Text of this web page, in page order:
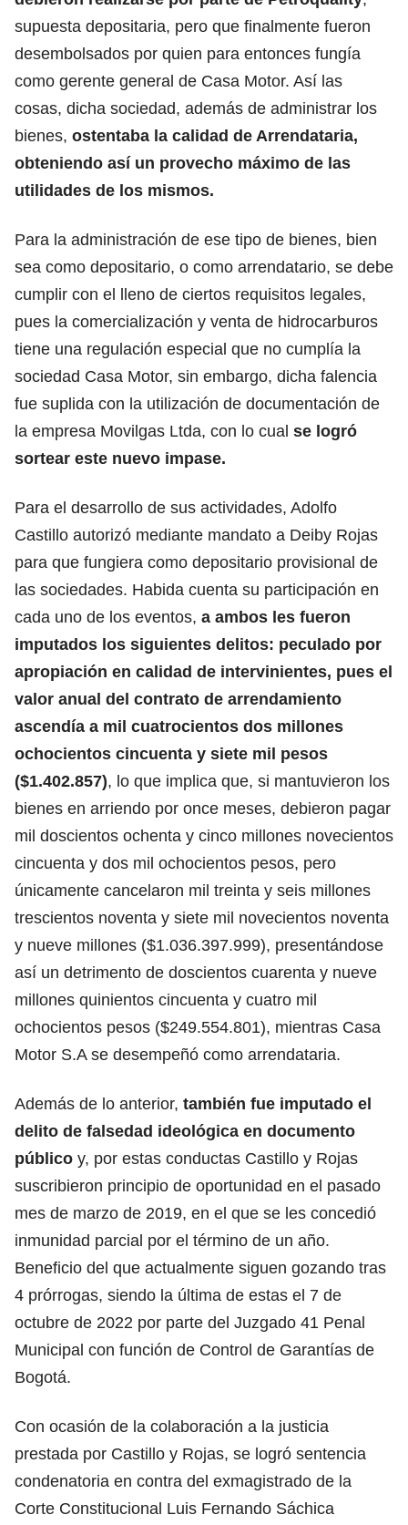
supuesta depositaria, pero que finalmente fueron
desembolsados por quien para entonces fungía
como gerente general de Casa Motor. Así las
cosas, dicha sociedad, además de administrar los
bienes, ostentaba la calidad de Arrendataria,
obteniendo así un provecho máximo de las
utilidades de los mismos.
Para la administración de ese tipo de bienes, bien
sea como depositario, o como arrendatario, se debe
cumplir con el lleno de ciertos requisitos legales,
pues la comercialización y venta de hidrocarburos
tiene una regulación especial que no cumplía la
sociedad Casa Motor, sin embargo, dicha falencia
fue suplida con la utilización de documentación de
la empresa Movilgas Ltda, con lo cual se logró
sortear este nuevo impase.
Para el desarrollo de sus actividades, Adolfo
Castillo autorizó mediante mandato a Deiby Rojas
para que fungiera como depositario provisional de
las sociedades. Habida cuenta su participación en
cada uno de los eventos, a ambos les fueron
imputados los siguientes delitos: peculado por
apropiación en calidad de intervinientes, pues el
valor anual del contrato de arrendamiento
ascendía a mil cuatrocientos dos millones
ochocientos cincuenta y siete mil pesos
($1.402.857), lo que implica que, si mantuvieron los
bienes en arriendo por once meses, debieron pagar
mil doscientos ochenta y cinco millones novecientos
cincuenta y dos mil ochocientos pesos, pero
únicamente cancelaron mil treinta y seis millones
trescientos noventa y siete mil novecientos noventa
y nueve millones ($1.036.397.999), presentándose
así un detrimento de doscientos cuarenta y nueve
millones quinientos cincuenta y cuatro mil
ochocientos pesos ($249.554.801), mientras Casa
Motor S.A se desempeñó como arrendataria.
Además de lo anterior, también fue imputado el
delito de falsedad ideológica en documento
público y, por estas conductas Castillo y Rojas
suscribieron principio de oportunidad en el pasado
mes de marzo de 2019, en el que se les concedió
inmunidad parcial por el término de un año.
Beneficio del que actualmente siguen gozando tras
4 prórrogas, siendo la última de estas el 7 de
octubre de 2022 por parte del Juzgado 41 Penal
Municipal con función de Control de Garantías de
Bogotá.
Con ocasión de la colaboración a la justicia
prestada por Castillo y Rojas, se logró sentencia
condenatoria en contra del exmagistrado de la
Corte Constitucional Luis Fernando Sáchica